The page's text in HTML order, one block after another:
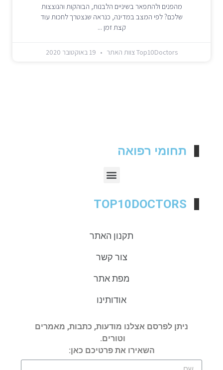
מהפנים ולהתפאר בשיניים הלבנות, הבוהקות והנוצצות
שלכם? לפי המצב במדינה, כנראה שנצטרך לחכות עוד
קצת זמן
Top10Doctors צוות האתר
תחומי רפואה
TOP10DOCTORS
תקנון האתר
צור קשר
מפת אתר
אודותינו
ניתן לפרסם אצלנו מודעות, כתבות, מאמרים
וטורים.
השאירו את פרטיכם כאן: